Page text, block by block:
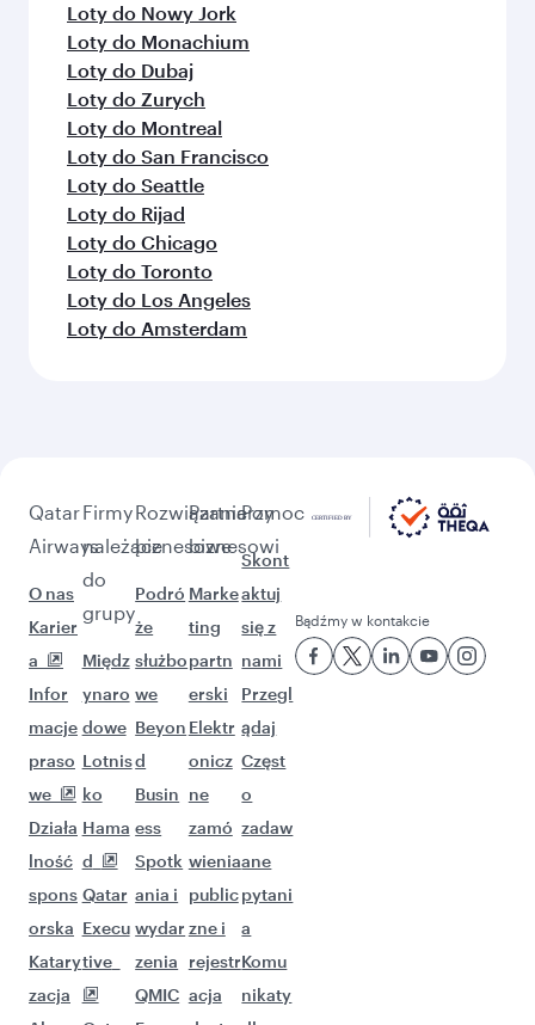
Loty do Nowy Jork
Loty do Monachium
Loty do Dubaj
Loty do Zurych
Loty do Montreal
Loty do San Francisco
Loty do Seattle
Loty do Rijad
Loty do Chicago
Loty do Toronto
Loty do Los Angeles
Loty do Amsterdam
Qatar
Airways
O nas
Karier
a
Infor
macje
praso
we
Działa
lność
spons
orska
Katary
zacja
Firmy
należące
do
grupy
Międz
ynaro
dowe
Lotnis
ko
Hama
d
Qatar
Execu
tive
Rozwiązania
biznesowe
Podró
że
służbo
we
Beyon
d
Busin
ess
Spotk
ania i
wydar
zenia
QMIC
Partnerzy
biznesowi
Marke
ting
partn
erski
Elektr
onicz
ne
zamó
wienia
public
zne i
rejestr
acja
Pomoc
Skont
aktuj
się z
nami
Przegl
ądaj
Częst
o
zadaw
ane
pytani
a
Komu
nikaty
Bądźmy w kontakcie